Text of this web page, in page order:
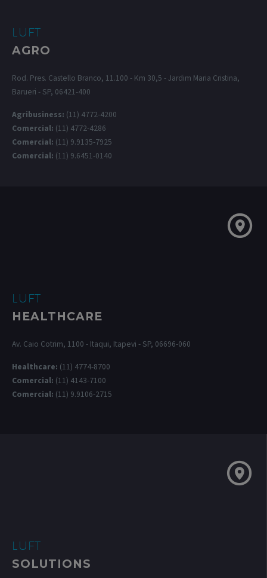
LUFT
AGRO
Rod. Pres. Castello Branco, 11.100 - Km 30,5 - Jardim Maria Cristina,
Barueri - SP, 06421-400
Agribusiness: (11) 4772-4200
Comercial: (11) 4772-4286
Comercial: (11) 9.9135-7925
Comercial: (11) 9.6451-0140
LUFT
HEALTHCARE
Av. Caio Cotrim, 1100 - Itaqui, Itapevi - SP, 06696-060
Healthcare: (11) 4774-8700
Comercial: (11) 4143-7100
Comercial: (11) 9.9106-2715
LUFT
SOLUTIONS